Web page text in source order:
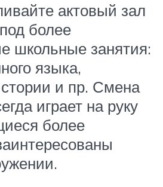
актовый зал
более
школьные занятия:
языка,
и пр. Смена
играет на руку
более